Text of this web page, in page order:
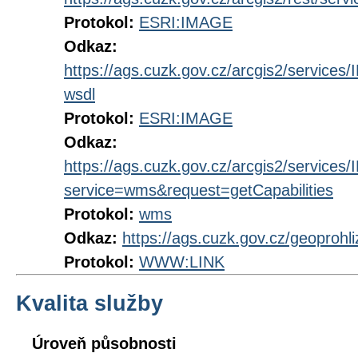
Protokol: ESRI:IMAGE
Odkaz:
https://ags.cuzk.gov.cz/arcgis2/
wsdl
Protokol: ESRI:IMAGE
Odkaz:
https://ags.cuzk.gov.cz/arcgis2/
service=wms&request=getCapabilities
Protokol: wms
Odkaz: https://ags.cuzk.gov.cz/
Protokol: WWW:LINK
Kvalita služby
Úroveň působnosti